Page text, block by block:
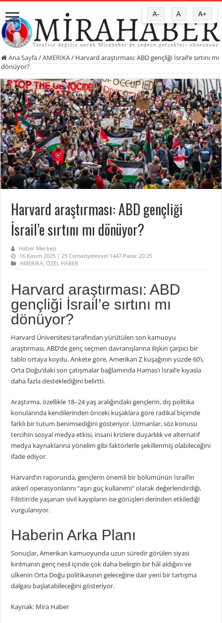
Ana Sayfa/AMERİKA/ Harvard araştırması: ABD gençliği İsrail’e sırtını mı
dönüyor?
Harvard araştırması: ABD gençliği
İsrail’e sırtını mı dönüyor?
Haber Merkezi
16 Kasım 2025 | 25 Cemaziyelevvel 1447 Pazar 20:25
AMERİKA,ÖZEL HABER
Harvard araştırması: ABD
gençliği İsrail’e sırtını mı
dönüyor?
Harvard Üniversitesi tarafından yürütülen son kamuoyu
araştırması, ABD’de genç seçmen davranışlarına ilişkin çarpıcı bir
tablo ortaya koydu. Ankete göre, Amerikan Z kuşağının yüzde 60’ı,
Orta Doğu’daki son çatışmalar bağlamında Hamas’ı İsrail’e kıyasla
daha fazla desteklediğini belirtti.
Araştırma, özellikle 18–24 yaş aralığındaki gençlerin, dış politika
konularında kendilerinden önceki kuşaklara göre radikal biçimde
farklı bir tutum benimsediğini gösteriyor. Uzmanlar, söz konusu
tercihin sosyal medya etkisi, insani krizlere duyarlılık ve alternatif
medya kaynaklarına yönelim gibi faktörlerle şekillenmiş olabileceğini
ifade ediyor.
Harvard’ın raporunda, gençlerin önemli bir bölümünün İsrail’in
askerî operasyonlarını “aşırı güç kullanımı” olarak değerlendirdiği,
Filistin’de yaşanan sivil kayıpların ise görüşleri derinden etkilediği
vurgulanıyor.
Haberin Arka Planı
Sonuçlar, Amerikan kamuoyunda uzun süredir görülen siyasi
kırılmanın genç nesil içinde çok daha belirgin bir hâl aldığını ve
ülkenin Orta Doğu politikasının geleceğine dair yeni bir tartışma
dalgası başlatabileceğini gösteriyor.
Kaynak: Mira Haber
A- A A+